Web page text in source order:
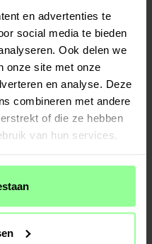
en advertenties te
social media te bieden
Ook delen we
onze site met onze
en analyse. Deze
combineren met andere
of die ze hebben
van hun services.
Sony Xperia 5 IV Echt lederen hoesje
Zwart